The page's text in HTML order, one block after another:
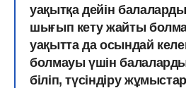
уақытқа дейін
шығып кету жайты
уақытта да осындай
болмауы үшін
біліп, түсіндіру